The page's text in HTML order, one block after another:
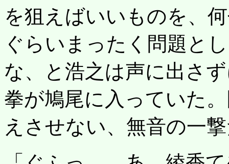
を狙えばいいものを、
ぐらいまったく問題と
な、と浩之は声に出さ
拳が鳩尾に入っていた
えさせない、無音の一